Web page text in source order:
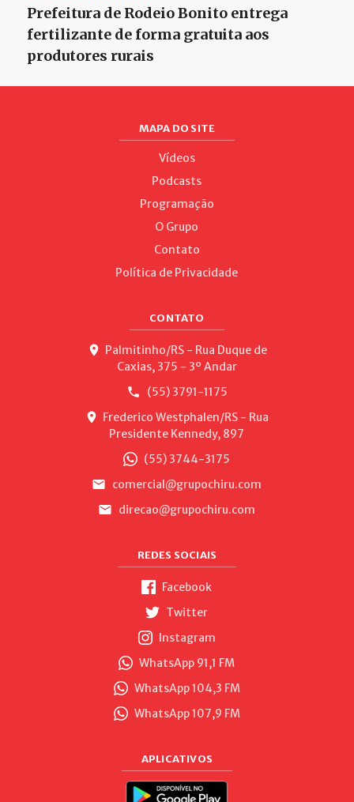
Prefeitura de Rodeio Bonito entrega
fertilizante de forma gratuita aos
produtores rurais
MAPA DO SITE
Vídeos
Podcasts
Programação
O Grupo
Contato
Política de Privacidade
CONTATO
Palmitinho/RS - Rua Duque de
Caxias, 375 - 3º Andar
(55) 3791-1175
Frederico Westphalen/RS - Rua
Presidente Kennedy, 897
(55) 3744-3175
comercial@grupochiru.com
direcao@grupochiru.com
REDES SOCIAIS
Facebook
Twitter
Instagram
WhatsApp 91,1 FM
WhatsApp 104,3 FM
WhatsApp 107,9 FM
APLICATIVOS